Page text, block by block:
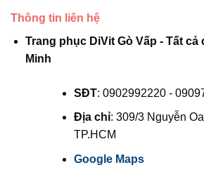
Thông tin liên hệ
Trang phục DiVit Gò Vấp - Tất cả
Minh
SĐT: 0902992220 -
Địa chỉ: 309/3 Nguyễn
TP.HCM
Google Maps